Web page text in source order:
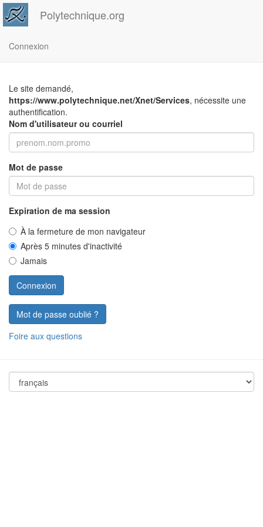
Polytechnique.org
Connexion
Le site demandé,
https://www.polytechnique.net/Xnet/Services, nécessite une
authentification.
Nom d'utilisateur ou courriel
Mot de passe
Expiration de ma session
À la fermeture de mon navigateur
Après 5 minutes d'inactivité
Jamais
Mot de passe oublié ?
Foire aux questions